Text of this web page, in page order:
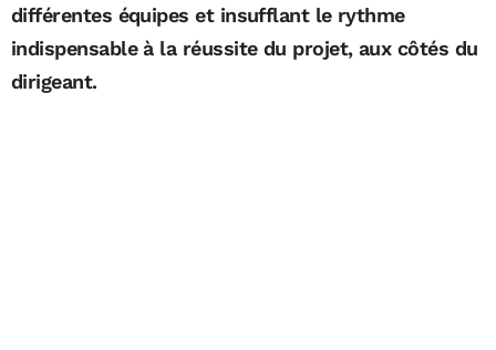
différentes équipes et insufflant le rythme
indispensable à la réussite du projet, aux côtés du
dirigeant.